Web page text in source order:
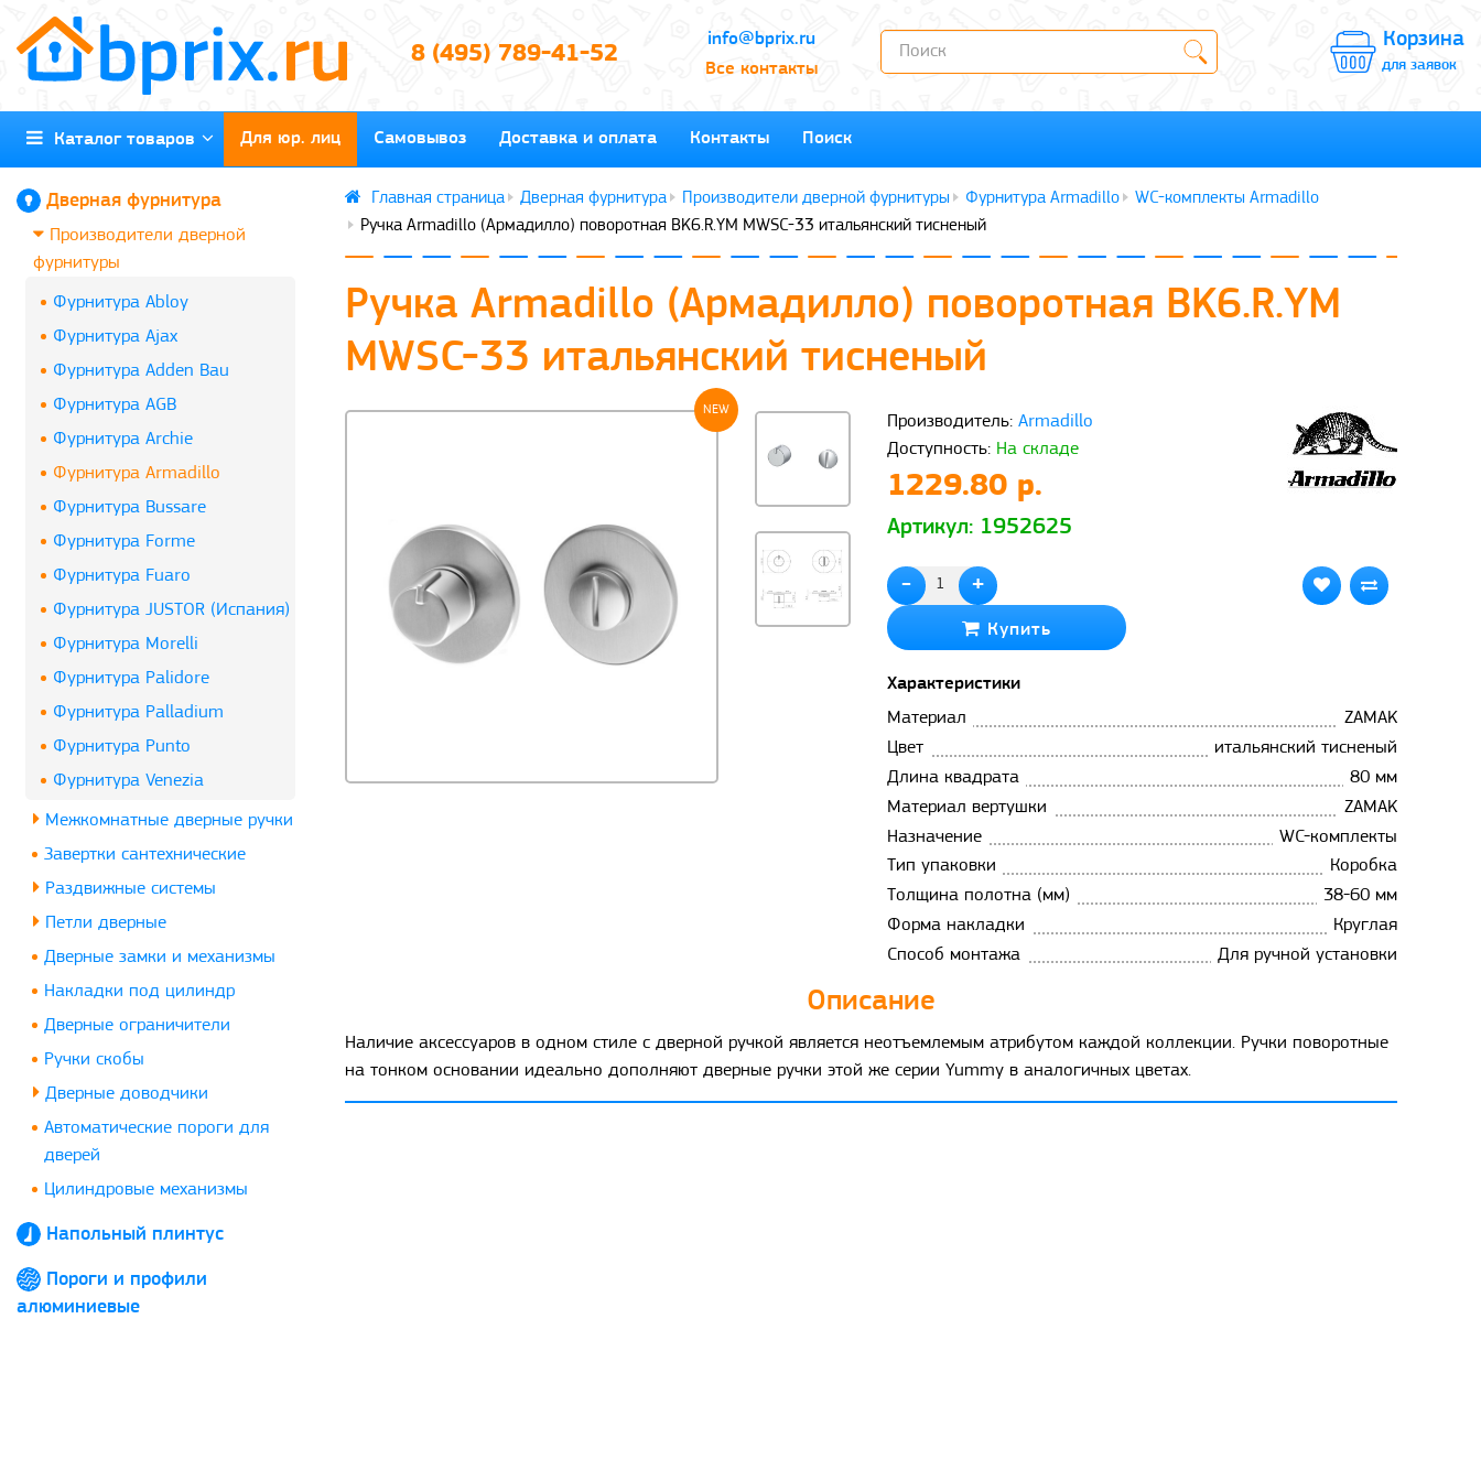
8 (495) 789-41-52
info@bprix.ru
Все контакты
Корзина
для заявок
Каталог товаров Для юр. лиц Самовывоз Доставка и оплата Контакты Поиск
Дверная фурнитура
Производители дверной
фурнитуры
Фурнитура Abloy
Фурнитура Ajax
Фурнитура Adden Bau
Фурнитура AGB
Фурнитура Archie
Фурнитура Armadillo
Фурнитура Bussare
Фурнитура Forme
Фурнитура Fuaro
Фурнитура JUSTOR (Испания)
Фурнитура Morelli
Фурнитура Palidore
Фурнитура Palladium
Фурнитура Punto
Фурнитура Venezia
Межкомнатные дверные ручки
Завертки сантехнические
Раздвижные системы
Петли дверные
Дверные замки и механизмы
Накладки под цилиндр
Дверные ограничители
Ручки скобы
Дверные доводчики
Автоматические пороги для
дверей
Цилиндровые механизмы
Напольный плинтус
Пороги и профили
алюминиевые
Дверная фурнитура Производители дверной фурнитуры Фурнитура Armadillo
WC-комплекты Armadillo
Ручка Armadillo (Армадилло) поворотная BK6.R.YM MWSC-33 итальянский тисненый
Ручка Armadillo (Армадилло) поворотная BK6.R.YM
MWSC-33 итальянский тисненый
NEW
Производитель: Armadillo
Доступность: На складе
1229.80 р.
Артикул: 1952625
- +
Купить
Характеристики
Материал
ZAMAK
Цвет
итальянский тисненый
Длина квадрата
80 мм
Материал вертушки
ZAMAK
Назначение
WC-комплекты
Тип упаковки
Коробка
Толщина полотна (мм)
38-60 мм
Форма накладки
Круглая
Способ монтажа
Для ручной установки
Описание
Наличие аксессуаров в одном стиле с дверной ручкой является неотъемлемым атрибутом каждой коллекции. Ручки поворотные
на тонком основании идеально дополняют дверные ручки этой же серии Yummy в аналогичных цветах.